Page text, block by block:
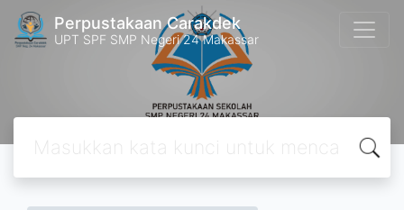
Perpustakaan Carakdek
UPT SPF SMP Negeri 24 Makassar